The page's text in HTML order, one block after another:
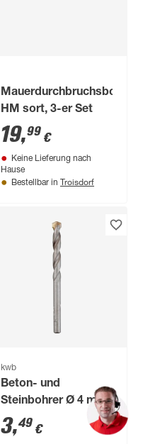
Mauerdurchbruchsbohrer
HM sort, 3-er Set
19,99 €
Keine Lieferung nach
Hause
Bestellbar in Troisdorf
kwb
Beton- und
Steinbohrer Ø 4 mm
3,49 €